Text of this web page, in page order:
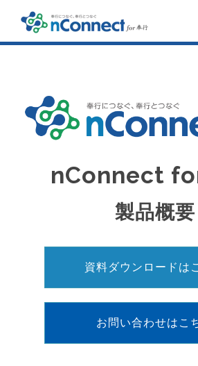
nConnect
製品概要
資料ダウンロードは
お問い合わせはこ